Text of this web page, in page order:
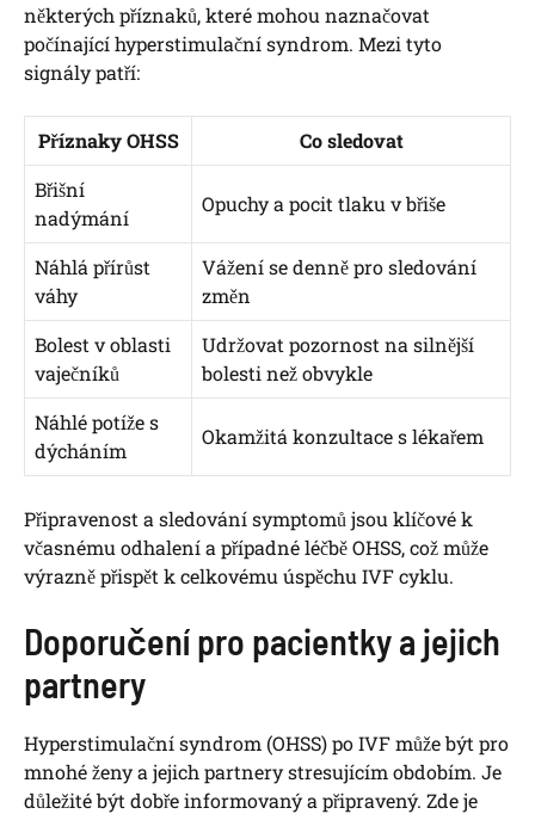
některých příznaků, které mohou naznačovat
počínající hyperstimulační syndrom. Mezi tyto
signály patří:
Příznaky OHSS
Co sledovat
Břišní
nadýmání
Opuchy a pocit tlaku v břiše
Náhlá přírůst
váhy
Vážení se denně pro sledování
změn
Bolest v oblasti
vaječníků
Udržovat pozornost na silnější
bolesti než obvykle
Náhlé potíže s
dýcháním
Okamžitá konzultace s lékařem
Připravenost a sledování symptomů jsou klíčové k
včasnému odhalení a případné léčbě OHSS, což může
výrazně přispět k celkovému úspěchu IVF cyklu.
Doporučení pro pacientky a jejich
partnery
Hyperstimulační syndrom (OHSS) po IVF může být pro
mnohé ženy a jejich partnery stresujícím obdobím. Je
důležité být dobře informovaný a připravený. Zde je